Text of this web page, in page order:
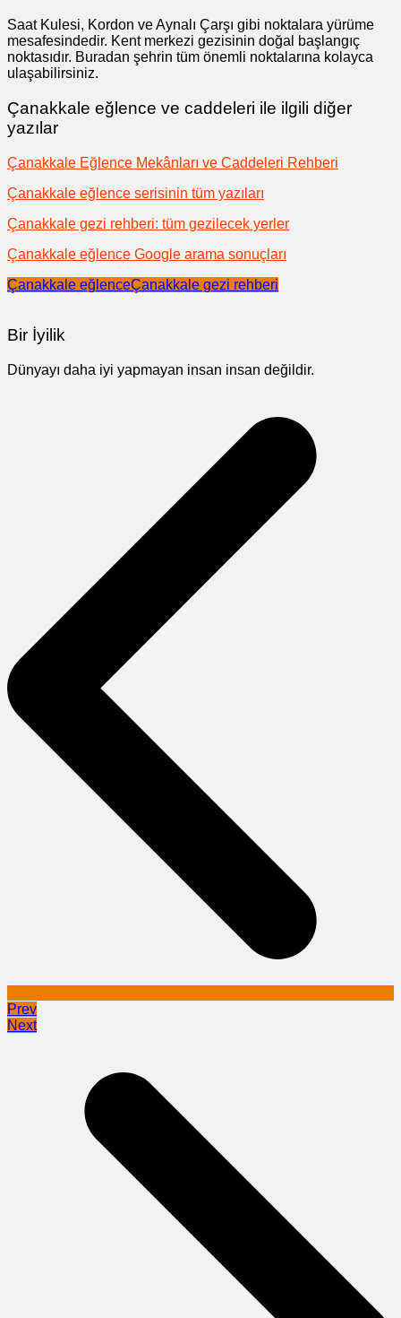
Saat Kulesi, Kordon ve Aynalı Çarşı gibi noktalara yürüme
mesafesindedir. Kent merkezi gezisinin doğal başlangıç
noktasıdır. Buradan şehrin tüm önemli noktalarına kolayca
ulaşabilirsiniz.
Çanakkale eğlence ve caddeleri ile ilgili diğer
yazılar
Çanakkale Eğlence Mekânları ve Caddeleri Rehberi
Çanakkale eğlence serisinin tüm yazıları
Çanakkale gezi rehberi: tüm gezilecek yerler
Çanakkale eğlence Google arama sonuçları
Çanakkale eğlenceÇanakkale gezi rehberi
Bir İyilik
Dünyayı daha iyi yapmayan insan insan değildir.
Prev
Next